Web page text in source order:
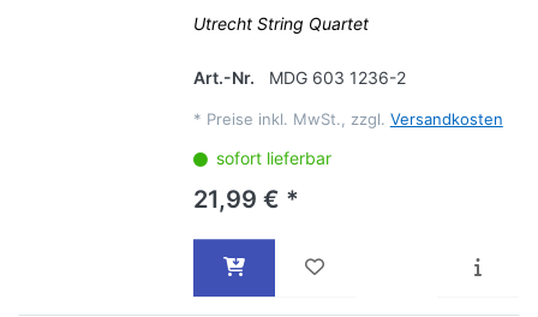
Utrecht String Quartet
Art.-Nr. MDG 603 1236-2
* Preise inkl. MwSt., zzgl. Versandkosten
sofort lieferbar
21,99 € *